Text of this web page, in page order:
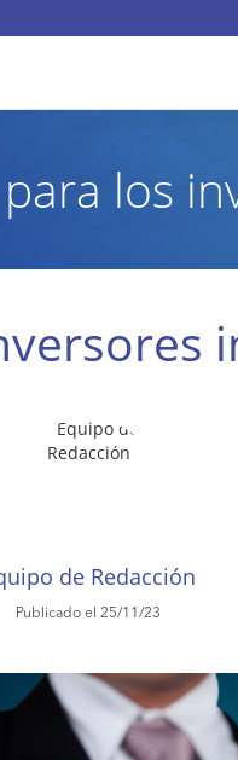
los
de Redacción
Publicado el 25/11/23